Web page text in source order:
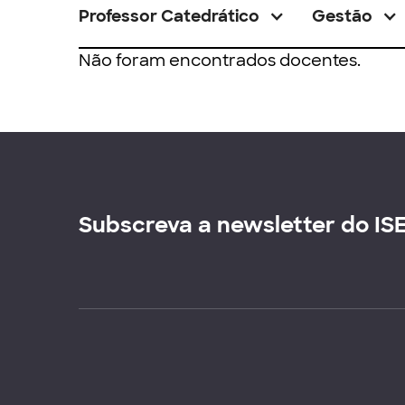
Professor Catedrático Gestão
Não foram encontrados docentes.
Subscreva a newsletter do